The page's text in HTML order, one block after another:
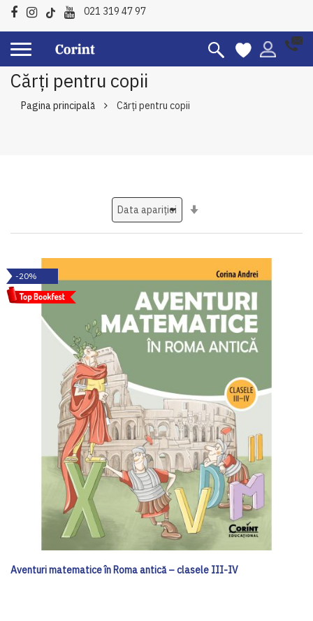
021 319 47 97
Cărți pentru copii
Pagina principală Cărți pentru copii
-20%
Aventuri matematice în Roma antică – clasele III-IV